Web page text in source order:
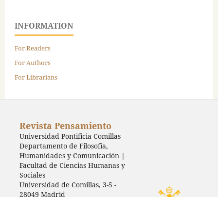
INFORMATION
For Readers
For Authors
For Librarians
Revista Pensamiento
Universidad Pontificia Comillas
Departamento de Filosofía,
Humanidades y Comunicación |
Facultad de Ciencias Humanas y
Sociales
Universidad de Comillas, 3-5 -
28049 Madrid